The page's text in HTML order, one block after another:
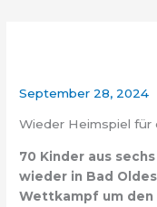
September 28, 2024
Wieder Heimspiel für
70 Kinder aus
wieder in Bad
Wettkampf um den